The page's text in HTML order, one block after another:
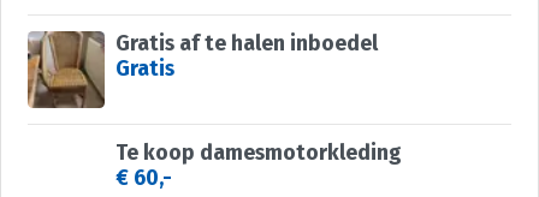
Gratis af te halen inboedel
Gratis
Te koop damesmotorkleding
€ 60,-